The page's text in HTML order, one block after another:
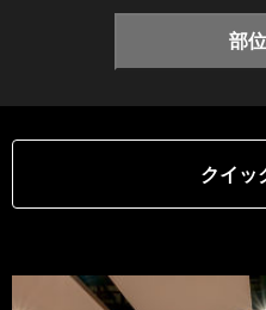
部
クイッ